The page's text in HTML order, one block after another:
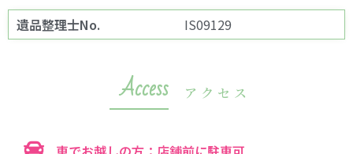
遺品整理士No. IS09129
Access アクセス